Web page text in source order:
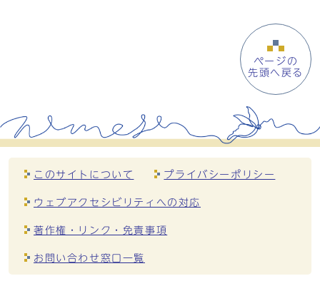
ページの
先頭へ戻る
このサイトについて プライバシーポリシー
ウェブアクセシビリティへの対応
著作権・リンク・免責事項
お問い合わせ窓口一覧